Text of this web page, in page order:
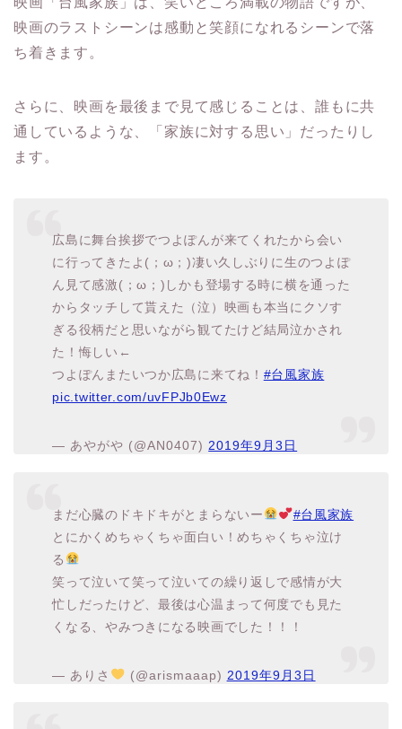
映画のラストシーンは感動と笑顔になれるシーンで落
ち着きます。
さらに、映画を最後まで見て感じることは、誰もに共
通しているような、「家族に対する思い」だったりし
ます。
広島に舞台挨拶でつよぽんが来てくれたから会い
に行ってきたよ(；ω；)凄い久しぶりに生のつよぽ
ん見て感激(；ω；)しかも登場する時に横を通った
からタッチして貰えた（泣）映画も本当にクソす
ぎる役柄だと思いながら観てたけど結局泣かされ
た！悔しい←
つよぽんまたいつか広島に来てね！ #台風家族
pic.twitter.com/uvFPJb0Ewz
— あやがや (@AN0407)2019年9月3日
まだ心臓のドキドキがとまらないー
#台風家族
とにかくめちゃくちゃ面白い！めちゃくちゃ泣け
る
笑って泣いて笑って泣いての繰り返しで感情が大
忙しだったけど、最後は心温まって何度でも見た
くなる、やみつきになる映画でした！！！
— ありさ (@arismaaap) 2019年9月3日